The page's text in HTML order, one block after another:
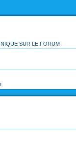
SUR LE FORUM